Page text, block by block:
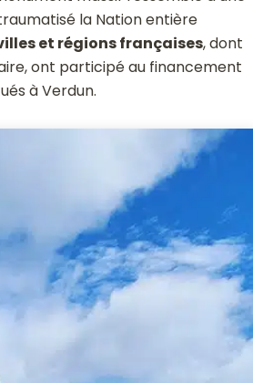
la Nation entière
et régions françaises, dont
ont participé au financement
à Verdun.